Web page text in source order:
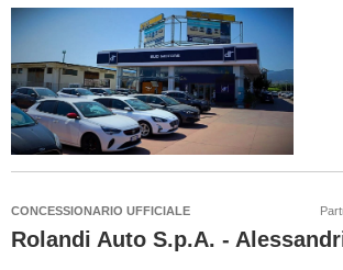
CONCESSIONARIO UFFICIALE
Rolandi Auto S.p.A. -